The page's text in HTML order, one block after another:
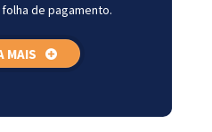
de pagamento.
MAIS